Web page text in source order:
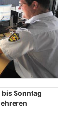
Sonntag